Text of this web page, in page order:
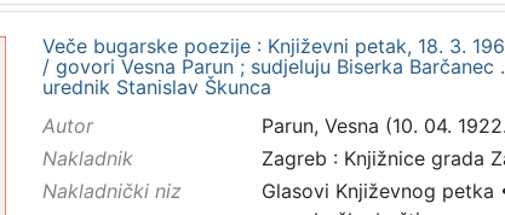
Veče bugarske poezije : Književni petak, 18. 3.
/ govori Vesna Parun ; sudjeluju Biserka Barčanec
urednik Stanislav Škunca
Autor
Parun, Vesna (10. 04.
Nakladnik
Zagreb : Knjižnice grada
Nakladnički niz
Glasovi Književnog petka